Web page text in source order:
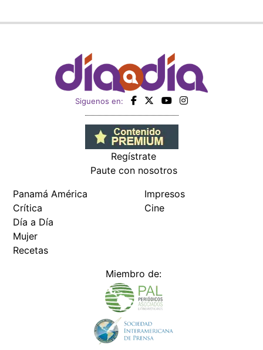
Siguenos en:
Regístrate
Paute con nosotros
Panamá América
Crítica
Día a Día
Mujer
Recetas
Impresos
Cine
Miembro de: